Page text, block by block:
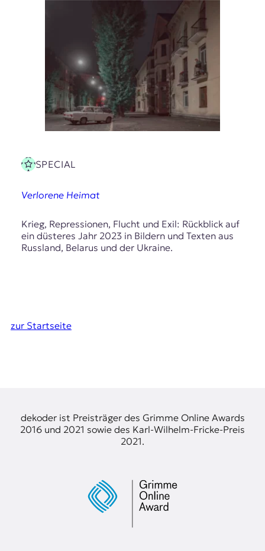
SPECIAL
Verlorene Heimat
Krieg, Repressionen, Flucht und Exil: Rückblick auf
ein düsteres Jahr 2023 in Bildern und Texten aus
Russland, Belarus und der Ukraine.
zur Startseite
dekoder ist Preisträger des Grimme Online Awards
2016 und 2021 sowie des Karl-Wilhelm-Fricke-Preis
2021.